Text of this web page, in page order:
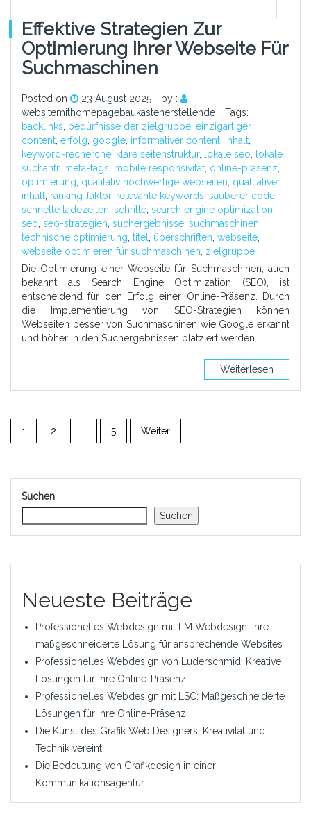
Effektive Strategien Zur
Optimierung Ihrer Webseite Für
Suchmaschinen
Posted on 23 August 2025
by :
websitemithomepagebaukastenerstellende
Tags:
backlinks
bedürfnisse der zielgruppe einzigartiger
content erfolg google informativer content inhalt
keyword-recherche klare seitenstruktur, lokale seo
lokale
suchanfr, meta-tags mobile responsivität online-präsenz
optimierung qualitativ hochwertige webseiten qualitativer
inhalt ranking-faktor, relevante keywords sauberer code
schnelle ladezeiten schritte search engine optimization
seo seo-strategien suchergebnisse suchmaschinen
technische optimierung titel überschriften webseite
webseite optimieren für suchmaschinen zielgruppe
Die Optimierung einer Webseite für Suchmaschinen, auch
bekannt als Search Engine Optimization (SEO), ist
entscheidend für den Erfolg einer Online-Präsenz. Durch
die Implementierung von SEO-Strategien können
Webseiten besser von Suchmaschinen wie Google erkannt
und höher in den Suchergebnissen platziert werden.
Weiterlesen
1 2 5 Weiter
Suchen
Suchen
Neueste Beiträge
Professionelles Webdesign mit LM Webdesign: Ihre
maßgeschneiderte Lösung für ansprechende Websites
Professionelles Webdesign von Luderschmid: Kreative
Lösungen für Ihre Online-Präsenz
Professionelles Webdesign mit LSC: Maßgeschneiderte
Lösungen für Ihre Online-Präsenz
Die Kunst des Grafik Web Designers: Kreativität und
Technik vereint
Die Bedeutung von Grafikdesign in einer
Kommunikationsagentur